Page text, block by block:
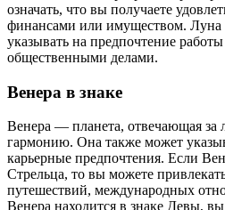
означать, что вы получаете
финансами или имуществом. Луна
указывать на предпочтение
общественными делами.
Венера в знаке
Венера — планета, отвечающая за
гармонию. Она также может
карьерные предпочтения. Если
Стрельца, то вы можете
путешествий, международных
Венера находится в знаке Девы,